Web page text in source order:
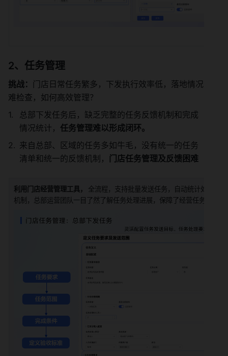
2、任务管理
挑战： 门店日常任务繁多，下发执行效率低，落地情况
难检查，如何高效管理？
总部下发任务后，缺乏完整的任务反馈机制和完成
情况统计， 任务管理难以形成闭环。
来自总部、区域的任务多如牛毛，没有统一的任务
清单和统一的反馈机制， 门店任务管理及反馈困难
利用门店经营管理工具，
全流程，支持批量发送任务，自动统计处理结
机制，总部运营团队一目了然了解任务处理进展，保障了经营任务的执